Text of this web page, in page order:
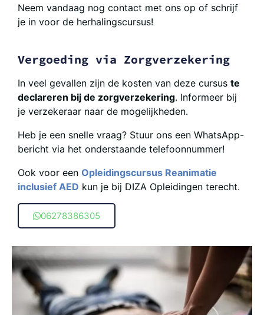
Neem vandaag nog contact met ons op of schrijf
je in voor de herhalingscursus!
Vergoeding via Zorgverzekering
In veel gevallen zijn de kosten van deze cursus te
declareren bij de zorgverzekering. Informeer bij
je verzekeraar naar de mogelijkheden.
Heb je een snelle vraag? Stuur ons een WhatsApp-
bericht via het onderstaande telefoonnummer!
Ook voor een Opleidingscursus Reanimatie
inclusief AED kun je bij DIZA Opleidingen terecht.
06278386305